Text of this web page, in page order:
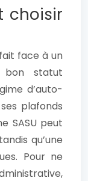
choisir
face à un
bon statut
d’auto-
plafonds
SASU peut
qu’une
Pour ne